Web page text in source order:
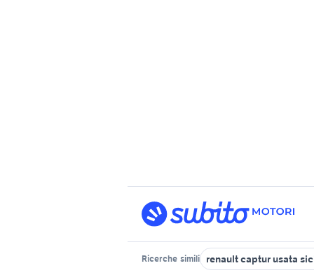
Ricerche simili renault captur usata